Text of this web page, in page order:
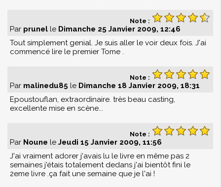
Note :
Par prunel le Dimanche 25 Janvier 2009, 12:46
Tout simplement genial. Je suis aller le voir deux fois. J'ai
commencé lire le premier Tome .
Note :
Par malinedu85 le Dimanche 18 Janvier 2009, 18:31
Epoustouflan, extraordinaire. très beau casting,
excellente mise en scène...
Note :
Par Noune le Jeudi 15 Janvier 2009, 11:56
J'ai vraiment adorer j'avais lu le livre en même pas 2
semaines j'étais totalement dedans j'ai bientôt fini le
2eme livre .ça fait une semaine que je l'ai !